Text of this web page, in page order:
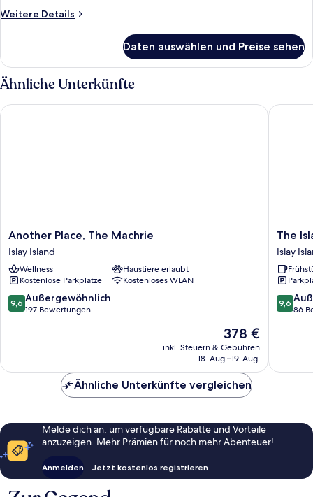
Weitere Details
Weitere
Room
Daten auswählen und Preise sehen
Ähnliche Unterkünfte
Another
Place,
The
Machrie
Islay
Island
Another Place, The Machrie
Islay Island
Wellness
Haustiere erlaubt
Kostenlose Parkplätze
Kostenloses WLAN
9.6
von
9,6 Außergewöhnlich
197 Bewertungen
Der
Preis
beträgt
378 €
inkl. Steuern & Gebühren
18. Aug.–19. Aug.
Another Place, The Machrie
The
Island
Bear
B&B
Islay
Island
The
Islay
9.6
von
9,6
86
The
Ähnliche Unterkünfte vergleichen
Melde dich an, um verfügbare Rabatte und Vorteile
anzuzeigen. Mehr Prämien für noch mehr Abenteuer!
Anmelden Jetzt kostenlos registrieren